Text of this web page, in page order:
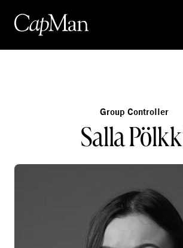
sisältöön
Group Controller
Salla